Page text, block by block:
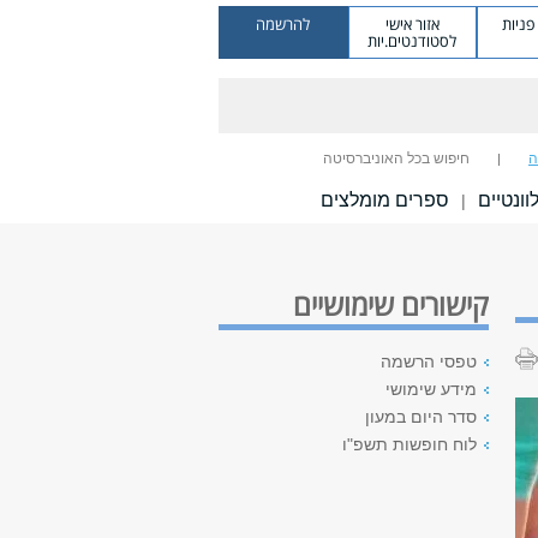
אזור אישי
לסטודנטים.יות
להרשמה
חיפוש בכל האוניברסיטה
| ספרים מומלצים
קישורים שימושיים
טפסי הרשמה
מידע שימושי
סדר היום במעון
לוח חופשות תשפ"ו